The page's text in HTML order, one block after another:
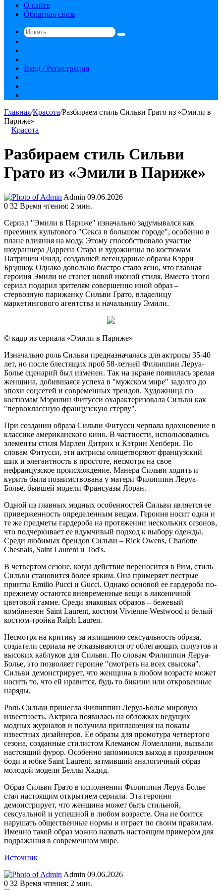
О сайте
Обратная связь
Искать
статья
Вход / Регистрация
Главная/Красота/Разбираем стиль Сильви Грато из «Эмили в
Париже»
Красота
Разбираем стиль Сильви
Грато из «Эмили в Париже»
Admin Send
an
09.06.2026
0 32 Время чтения: 2 мин.
Сериал "Эмили в Париже" изначально задумывался как
преемник культового "Секса в большом городе", особенно в
плане влияния на моду. Этому способствовало участие
шоураннера Даррена Стара и художницы по костюмам
Патриции Филд, создавшей легендарные образы Кэрри
Брэдшоу. Однако довольно быстро стало ясно, что главная
героиня Эмили не станет новой иконой стиля. Вместо этого
сериал подарил зрителям совершенно иной образ –
стервозную парижанку Сильви Грато, владелицу
маркетингового агентства и начальницу Эмили.
© кадр из сериала «Эмили в Париже»
Изначально роль Сильви предназначалась для актрисы 35-40
лет, но после блестящих проб 58-летней Филиппин Леруа-
Болье сценарий был изменен. Так на экране появилась зрелая
женщина, добившаяся успеха в "мужском мире" задолго до
эпохи соцсетей и современных трендов. Художница по
костюмам Мэрилин Фитусси охарактеризовала Сильви как
"первоклассную французскую стерву".
При создании образа Сильви Фитусси черпала вдохновение в
классике американского кино. В частности, использовались
элементы стиля Марлен Дитрих и Кэтрин Хепберн. По
словам Фитусси, эти актрисы олицетворяют французский
шик и элегантность в простоте, несмотря на свое
нефранцузское происхождение. Манера Сильви ходить и
курить была позаимствована у матери Филиппин Леруа-
Болье, бывшей модели Франсуазы Лоран.
Одной из главных модных особенностей Сильви является ее
приверженность определенным вещам. Героиня носит одни и
те же предметы гардероба на протяжении нескольких сезонов,
что подчеркивает ее вдумчивый подход к выбору одежды.
Среди любимых брендов Сильви – Rick Owens, Charlotte
Chesnais, Saint Laurent и Tod's.
В четвертом сезоне, когда действие переносится в Рим, стиль
Сильви становится более ярким. Она примеряет пестрые
принты Emilio Pucci и Gucci. Однако основой ее гардероба по-
прежнему остаются вневременные вещи в лаконичной
цветовой гамме. Среди знаковых образов – бежевый
комбинезон Saint Laurent, костюм Vivienne Westwood и белый
костюм-тройка Ralph Lauren.
Несмотря на критику за излишнюю сексуальность образа,
создатели сериала не отказываются от облегающих силуэтов и
высоких каблуков для Сильви. По словам Филиппин Леруа-
Болье, это позволяет героине "смотреть на всех свысока".
Сильви демонстрирует, что женщина в любом возрасте может
носить то, что ей нравится, будь то бикини или откровенные
наряды.
Роль Сильви принесла Филиппин Леруа-Болье мировую
известность. Актриса появилась на обложках ведущих
модных журналов и получила приглашения на показы
известных дизайнеров. Ее образы для промотура четвертого
сезона, созданные стилистом Клеманом Ломеллини, вызвали
настоящий фурор. Особенно запомнился выход в прозрачном
боди и юбке Saint Laurent, затмивший аналогичный образ
молодой модели Беллы Хадид.
Образ Сильви Грато в исполнении Филиппин Леруа-Болье
стал настоящим открытием сериала. Эта героиня
демонстрирует, что женщина может быть стильной,
сексуальной и успешной в любом возрасте. Она не боится
нарушать общественные нормы и играет по своим правилам.
Именно такой образ можно назвать настоящим примером для
подражания в современном мире.
Источник
Admin Send
an
09.06.2026
0 32 Время чтения: 2 мин.